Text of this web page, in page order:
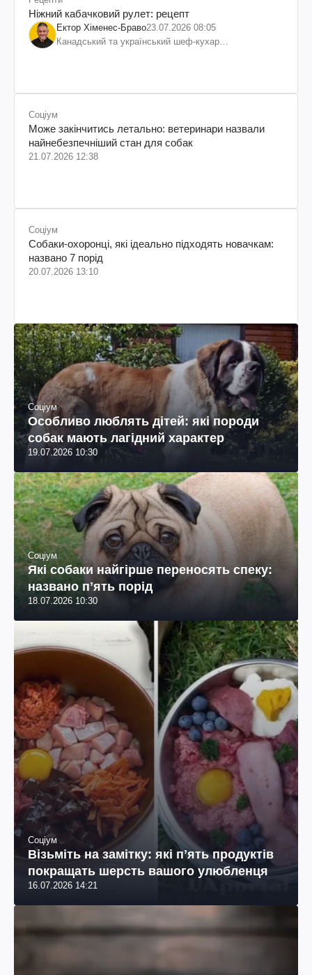
Ніжний кабачковий рулет: рецепт
Ектор Хіменес-Браво23.07.2026 08:05
Канадський та український шеф-кухар
Соціум
Може закінчитись летально: ветеринари назвали
найнебезпечніший стан для собак
21.07.2026 12:38
Соціум
Собаки-охоронці, які ідеально підходять новачкам:
названо 7 порід
20.07.2026 13:10
Соціум
Особливо люблять дітей: які породи
собак мають лагідний характер
19.07.2026 10:30
Соціум
Які собаки найгірше переносять спеку:
названо пʼять порід
18.07.2026 10:30
Соціум
Візьміть на замітку: які пʼять продуктів
покращать шерсть вашого улюбленця
16.07.2026 14:21